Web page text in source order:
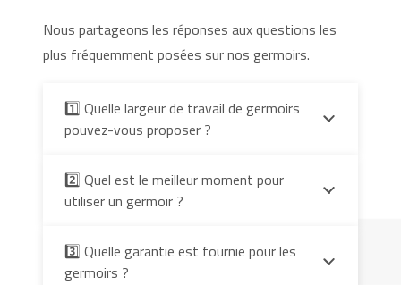
Nous partageons les réponses aux questions les
plus fréquemment posées sur nos germoirs.
1️⃣ Quelle largeur de travail de germoirs
pouvez-vous proposer ?
2️⃣ Quel est le meilleur moment pour
utiliser un germoir ?
3️⃣ Quelle garantie est fournie pour les
germoirs ?